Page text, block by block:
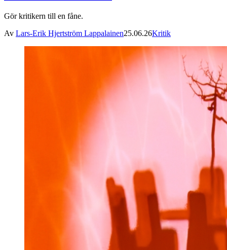
Gör kritikern till en fåne.
Av Lars-Erik Hjertström Lappalainen25.06.26Kritik